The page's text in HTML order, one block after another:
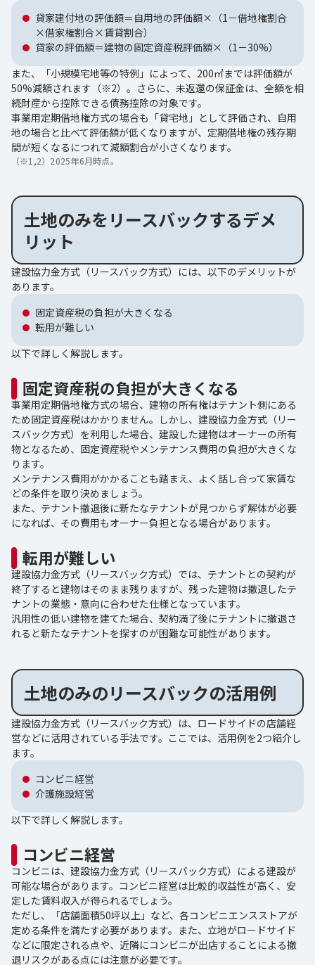
貸家建付地の評価額＝自用地の評価額×（1－借地権割合
×借家権割合×賃貸割合）
貸家の評価額＝建物の固定資産税評価額×（1－30%）
また、「小規模宅地等の特例」によって、200㎡までは評価額が
50%減額されます（※2）。さらに、未返還の保証金は、全額を相
続財産から控除できる債務控除の対象です。
事業用定期借地権方式の場合も「貸宅地」として評価され、自用
地の場合と比べて評価額が低くなりますが、定期借地権の残存期
間が短くなるにつれて減額割合が小さくなります。
（※1,2） 2025年6月時点。
土地のみをリースバックするデメ
リット
建設協力金方式（リースバック方式）には、以下のデメリットが
あります。
固定資産税の負担が大きくなる
転用が難しい
以下で詳しく解説します。
固定資産税の負担が大きくなる
事業用定期借地権方式の場合、建物の所有権はテナント側にある
ため固定資産税はかかりません。しかし、建設協力金方式（リー
スバック方式）を利用した場合、建設した建物はオーナーの所有
物となるため、固定資産税やメンテナンス費用の負担が大きくな
ります。
メンテナンス費用がかかることも踏まえ、よく話し合って家賃な
どの条件を取り決めましょう。
また、テナント撤退後に新たなテナントが見つからず解体が必要
になれば、その費用もオーナー負担となる場合があります。
転用が難しい
建設協力金方式（リースバック方式）では、テナントとの契約が
終了すると建物はそのまま残りますが、残った建物は撤退したテ
ナントの業態・意向に合わせた仕様となっています。
汎用性の低い建物を建てた場合、契約満了後にテナントに撤退さ
れると新たなテナントを探すのが困難な可能性があります。
土地のみのリースバックの活用例
建設協力金方式（リースバック方式）は、ロードサイドの店舗経
営などに活用されている手法です。ここでは、活用例を2つ紹介し
ます。
コンビニ経営
介護施設経営
以下で詳しく解説します。
コンビニ経営
コンビニは、建設協力金方式（リースバック方式）による建設が
可能な場合があります。コンビニ経営は比較的収益性が高く、安
定した賃料収入が得られるでしょう。
ただし、「店舗面積50坪以上」など、各コンビニエンスストアが
定める条件を満たす必要があります。また、立地がロードサイド
などに限定される点や、近隣にコンビニが出店することによる撤
退リスクがある点には注意が必要です。